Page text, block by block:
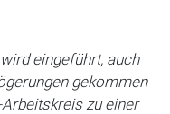
eingeführt, auch
gekommen
zu einer